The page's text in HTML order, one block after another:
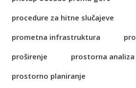
procedure za hitne slučajeve
prometna infrastruktura
proširenje
prostorna analiza
prostorno planiranje